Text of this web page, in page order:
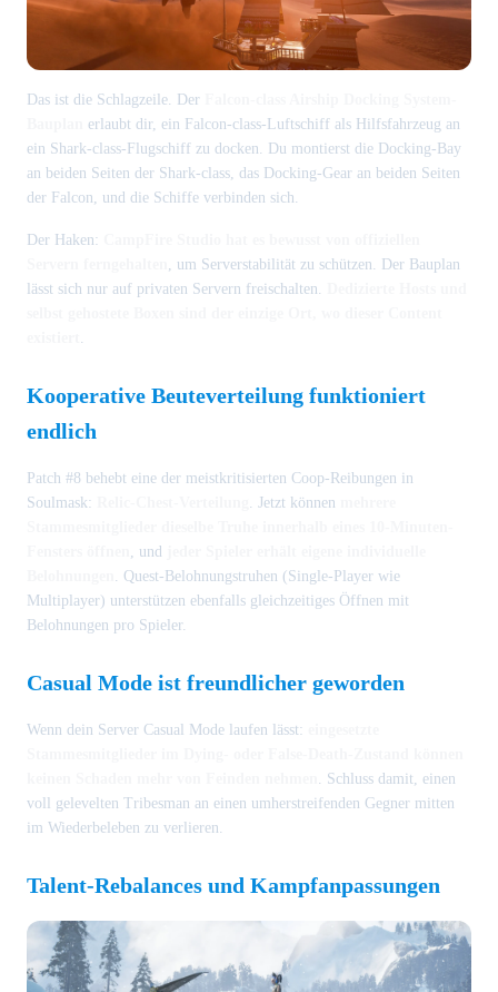
Das ist die Schlagzeile. Der
erlaubt dir, ein Falcon-class-Luftschiff als Hilfsfahrzeug an
ein Shark-class-Flugschiff zu docken. Du montierst die Docking-Bay
an beiden Seiten der Shark-class, das Docking-Gear an beiden Seiten
der Falcon, und die Schiffe verbinden sich.
Der Haken:
, um Serverstabilität zu schützen. Der Bauplan
lässt sich nur auf privaten Servern freischalten.
Kooperative Beuteverteilung funktioniert
endlich
Patch #8 behebt eine der meistkritisierten Coop-Reibungen in
Soulmask:
. Jetzt können
, und
. Quest-Belohnungstruhen (Single-Player wie
Multiplayer) unterstützen ebenfalls gleichzeitiges Öffnen mit
Belohnungen pro Spieler.
Casual Mode ist freundlicher geworden
Wenn dein Server Casual Mode laufen lässt:
. Schluss damit, einen
voll gelevelten Tribesman an einen umherstreifenden Gegner mitten
im Wiederbeleben zu verlieren.
Talent-Rebalances und Kampfanpassungen